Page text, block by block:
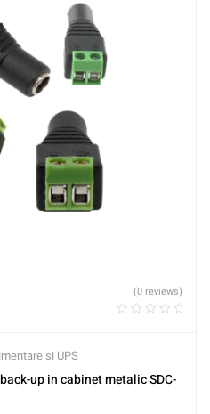
(0 reviews)
si UPS
up in cabinet metalic SDC-